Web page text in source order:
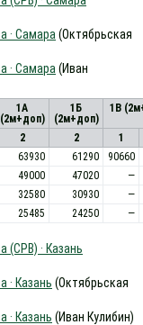
· Самара (Октябрьская
· Самара (Иван
1А
(2м+доп)
1Б
(2м+доп)
1В
2 2
1
63930 61290
90660
49000 47020
—
32580 30930
—
25485 24250 —
(СРВ) · Казань
· Казань (Октябрьская
· Казань (Иван Кулибин)